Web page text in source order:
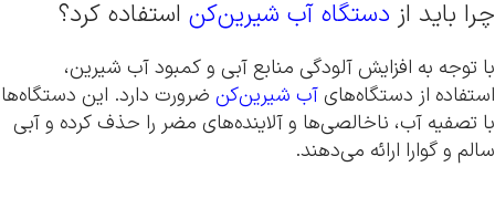
چرا باید از دستگاه آب شیرین‌کن استفاده کرد؟
با توجه به افزایش آلودگی منابع آبی و کمبود آب شیرین،
استفاده از دستگاه‌هایآب شیرین‌کن ضرورت دارد. این دستگاه‌ها
با تصفیه آب، ناخالصی‌ها و آلاینده‌های مضر را حذف کرده و آبی
سالم و گوارا ارائه می‌دهند.